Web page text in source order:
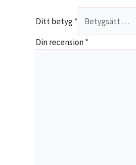
Ditt betyg*
Din recension*